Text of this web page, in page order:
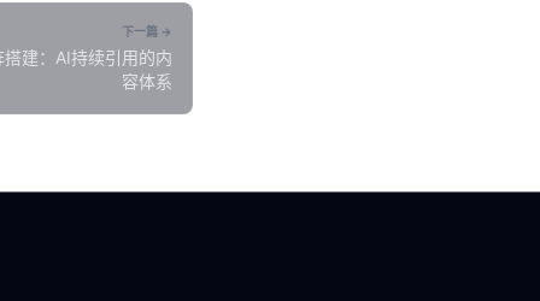
下一篇 →
建：AI持续引用的内
容体系